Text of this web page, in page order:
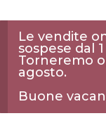
Le vendite
sospese dal
Torneremo
agosto.
Buone